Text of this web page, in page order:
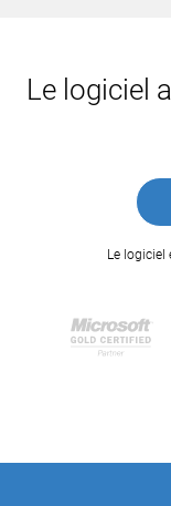
Le logiciel
Le logiciel